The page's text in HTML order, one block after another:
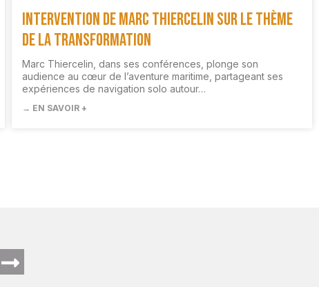
Intervention de Marc Thiercelin sur le thème
de la transformation
Marc Thiercelin, dans ses conférences, plonge son
audience au cœur de l’aventure maritime, partageant ses
expériences de navigation solo autour…
→ EN SAVOIR +